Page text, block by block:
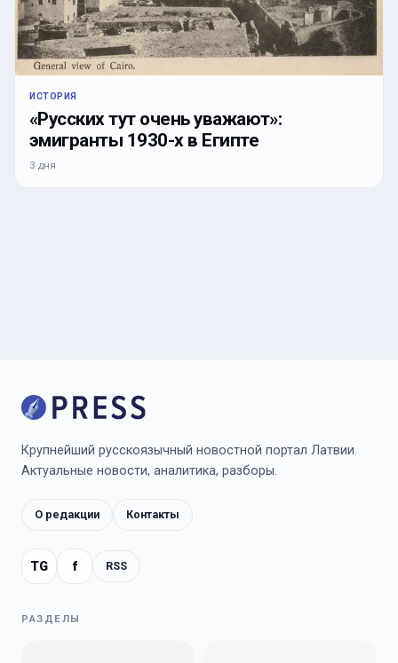
ИСТОРИЯ
«Русских тут очень уважают»:
эмигранты 1930-х в Египте
3 дня
Крупнейший русскоязычный новостной портал Латвии.
Актуальные новости, аналитика, разборы.
О редакции Контакты
TG f RSS
РАЗДЕЛЫ